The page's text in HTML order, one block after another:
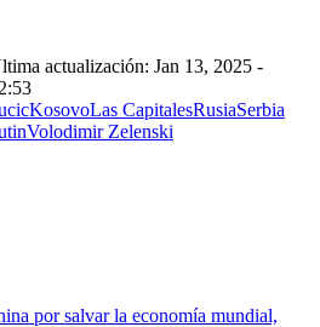
actualización: Jan 13, 2025 -
KosovoLas CapitalesRusiaSerbia
Volodimir Zelenski
por salvar la economía mundial,